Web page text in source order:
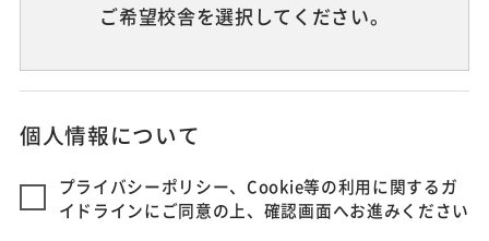
ご希望校舎を選択してください。
個人情報について
プライバシーポリシー、Cookie等の利用に関するガ
イドラインにご同意の上、確認画面へお進みください